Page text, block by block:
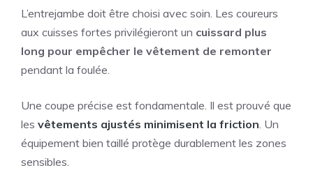
L’entrejambe doit être choisi avec soin. Les coureurs
aux cuisses fortes privilégieront un cuissard plus
long pour empêcher le vêtement de remonter
pendant la foulée.
Une coupe précise est fondamentale. Il est prouvé que
les vêtements ajustés minimisent la friction. Un
équipement bien taillé protège durablement les zones
sensibles.